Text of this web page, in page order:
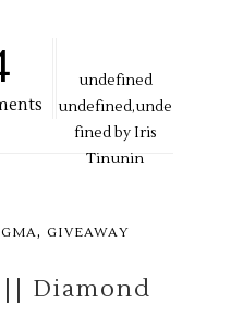
undefined
undefined,unde
fined byIris
Tinunin
, GIVEAWAY
|| Diamond